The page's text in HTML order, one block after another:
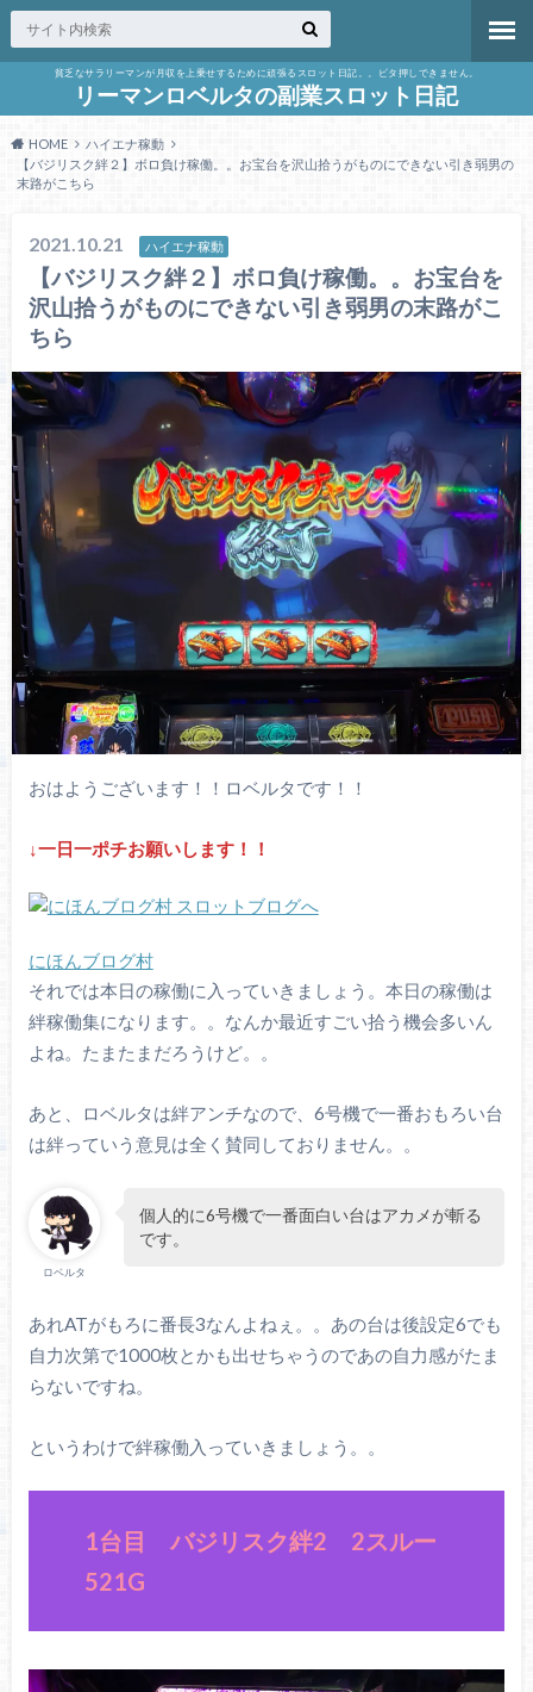
貧乏なサラリーマンが月収を上乗せするために頑張るスロット日記。。ビタ押しできません。
リーマンロベルタの副業スロット日記
HOME
ハイエナ稼動
【バジリスク絆２】ボロ負け稼働。。お宝台を沢山拾うがものにできない引き弱男の
末路がこちら
2021.10.21 ハイエナ稼動
【バジリスク絆２】ボロ負け稼働。。お宝台を
沢山拾うがものにできない引き弱男の末路がこ
ちら
おはようございます！！ロベルタです！！
↓一日一ポチお願いします！！
にほんブログ村
それでは本日の稼働に入っていきましょう。本日の稼働は
絆稼働集になります。。なんか最近すごい拾う機会多いん
よね。たまたまだろうけど。。
あと、ロベルタは絆アンチなので、6号機で一番おもろい台
は絆っていう意見は全く賛同しておりません。。
ロベルタ
個人的に6号機で一番面白い台はアカメが斬る
です。
あれATがもろに番長3なんよねぇ。。あの台は後設定6でも
自力次第で1000枚とかも出せちゃうのであの自力感がたま
らないですね。
というわけで絆稼働入っていきましょう。。
1台目 バジリスク絆2 2スルー
521G